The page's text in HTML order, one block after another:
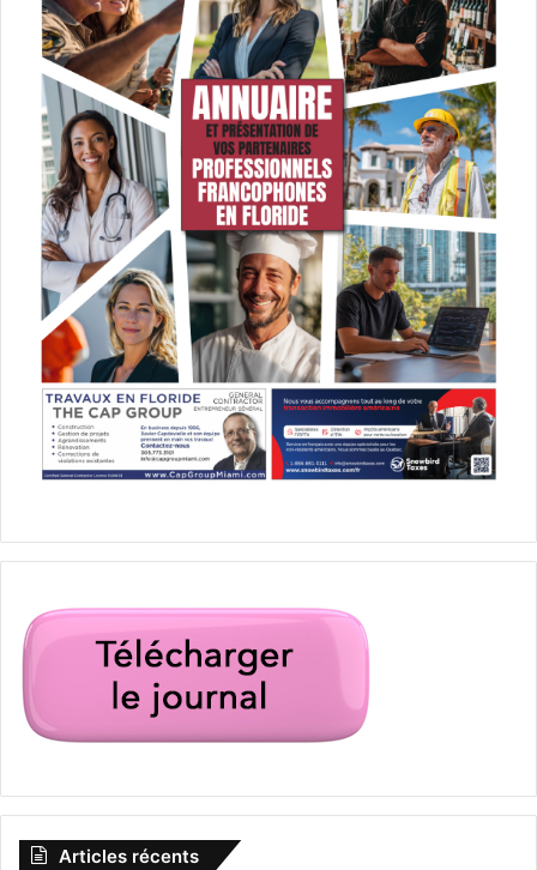
Articles récents